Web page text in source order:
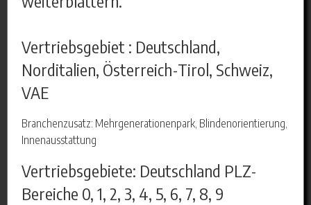
Vertriebsgebiet : Deutschland,
Norditalien, Österreich-Tirol, Schweiz,
VAE
Branchenzusatz: Mehrgenerationenpark, Blindenorientierung,
Innenausstattung
Vertriebsgebiete: Deutschland PLZ-
Bereiche 0, 1, 2, 3, 4, 5, 6, 7, 8, 9